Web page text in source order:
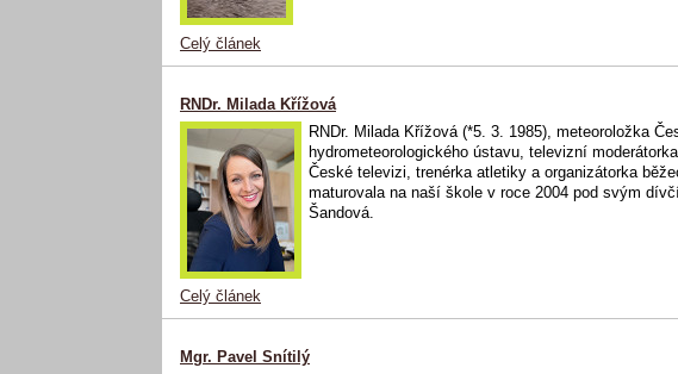
Celý článek
RNDr. Milada Křížová
RNDr. Milada Křížová (*5. 3. 1985), meteoroložka
hydrometeorologického ústavu, televizní
České televizi, trenérka atletiky a organizátorka
maturovala na naší škole v roce 2004 pod svým
Šandová.
Celý článek
Mgr. Pavel Snítilý